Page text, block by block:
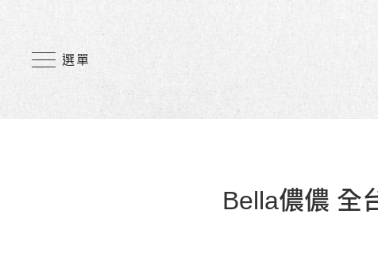
選單
Bella儂儂 全